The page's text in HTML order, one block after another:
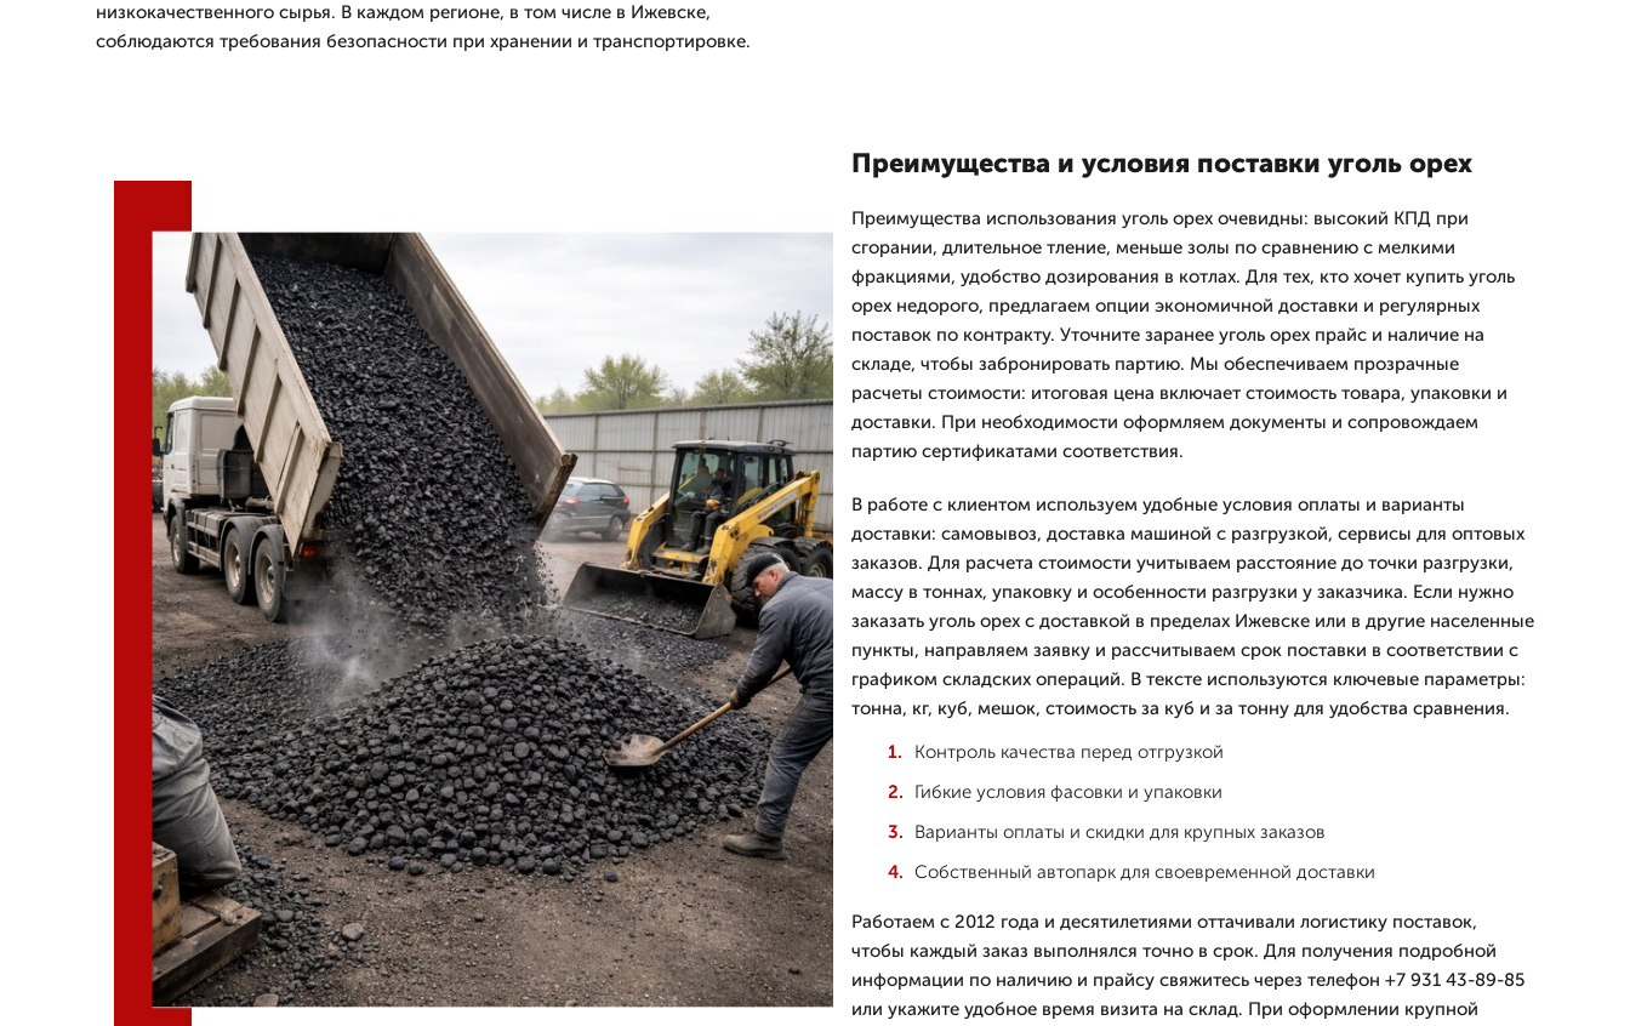
низкокачественного сырья. В каждом регионе, в том числе в Ижевске,
соблюдаются требования безопасности при хранении и транспортировке.
Преимущества и условия поставки уголь орех
Преимущества использования уголь орех очевидны: высокий КПД при
сгорании, длительное тление, меньше золы по сравнению с мелкими
фракциями, удобство дозирования в котлах. Для тех, кто хочет купить уголь
орех недорого, предлагаем опции экономичной доставки и регулярных
поставок по контракту. Уточните заранее уголь орех прайс и наличие на
складе, чтобы забронировать партию. Мы обеспечиваем прозрачные
расчеты стоимости: итоговая цена включает стоимость товара, упаковки и
доставки. При необходимости оформляем документы и сопровождаем
партию сертификатами соответствия.
В работе с клиентом используем удобные условия оплаты и варианты
доставки: самовывоз, доставка машиной с разгрузкой, сервисы для оптовых
заказов. Для расчета стоимости учитываем расстояние до точки разгрузки,
массу в тоннах, упаковку и особенности разгрузки у заказчика. Если нужно
заказать уголь орех с доставкой в пределах Ижевске или в другие населенные
пункты, направляем заявку и рассчитываем срок поставки в соответствии с
графиком складских операций. В тексте используются ключевые параметры:
тонна, кг, куб, мешок, стоимость за куб и за тонну для удобства сравнения.
Контроль качества перед отгрузкой
Гибкие условия фасовки и упаковки
Варианты оплаты и скидки для крупных заказов
Собственный автопарк для своевременной доставки
Работаем с 2012 года и десятилетиями оттачивали логистику поставок,
чтобы каждый заказ выполнялся точно в срок. Для получения подробной
информации по наличию и прайсу свяжитесь через телефон +7 931 43-89-85
или укажите удобное время визита на склад. При оформлении крупной